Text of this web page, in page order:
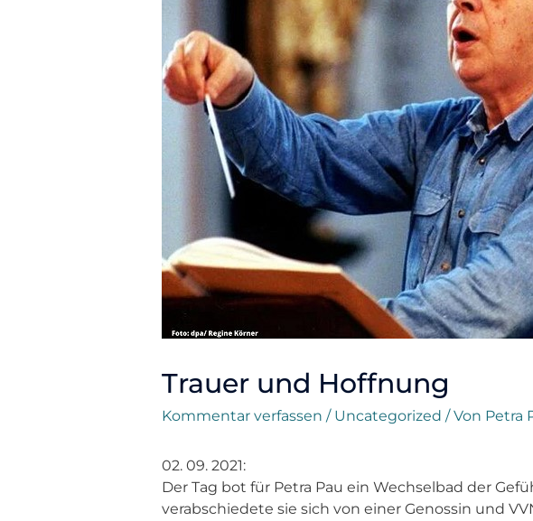
Trauer und Hoffnung
Kommentar verfassen / Uncategorized / Von Petra
02. 09. 2021:
Der Tag bot für Petra Pau ein Wechselbad der
verabschiedete sie sich von einer Genossin und